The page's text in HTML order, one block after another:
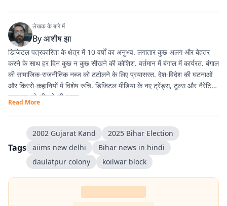
लेखक के बारे में
Byआशीष झा
डिजिटल पत्रकारिता के क्षेत्र में 10 वर्षों का अनुभव. लगातार कुछ अलग और बेहतर
करने के साथ हर दिन कुछ न कुछ सीखने की कोशिश. वर्तमान में बंगाल में कार्यरत. बंगाल
की सामाजिक-राजनीतिक नब्ज को टटोलने के लिए प्रयासरत. देश-विदेश की घटनाओं
और किस्से-कहानियों में विशेष रुचि. डिजिटल मीडिया के नए ट्रेंड्स, टूल्स और नैरेटिव
स्टाइल्स को सीखने की चाहत.
Read More
Tags
2002 Gujarat Kand
2025 Bihar Election
aiims new delhi
Bihar news in hindi
daulatpur colony
koilwar block